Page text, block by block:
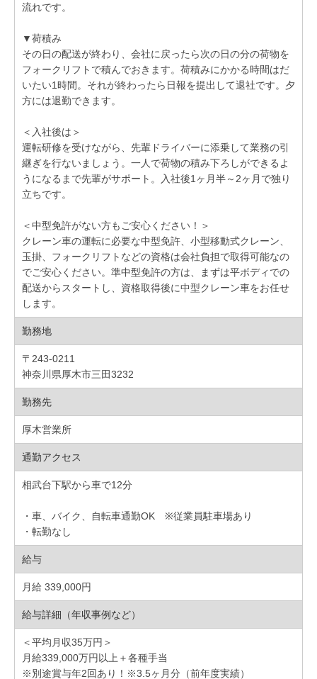
流れです。
▼荷積み
その日の配送が終わり、会社に戻ったら次の日の分の荷物を
フォークリフトで積んでおきます。荷積みにかかる時間はだ
いたい1時間。それが終わったら日報を提出して退社です。夕
方には退勤できます。
＜入社後は＞
運転研修を受けながら、先輩ドライバーに添乗して業務の引
継ぎを行ないましょう。一人で荷物の積み下ろしができるよ
うになるまで先輩がサポート。入社後1ヶ月半～2ヶ月で独り
立ちです。
＜中型免許がない方もご安心ください！＞
クレーン車の運転に必要な中型免許、小型移動式クレーン、
玉掛、フォークリフトなどの資格は会社負担で取得可能なの
でご安心ください。準中型免許の方は、まずは平ボディでの
配送からスタートし、資格取得後に中型クレーン車をお任せ
します。
勤務地
〒243-0211
神奈川県厚木市三田3232
勤務先
厚木営業所
通勤アクセス
相武台下駅から車で12分
・車、バイク、自転車通勤OK ※従業員駐車場あり
・転勤なし
給与
月給 339,000円
給与詳細（年収事例など）
＜平均月収35万円＞
月給339,000万円以上＋各種手当
※別途賞与年2回あり！※3.5ヶ月分（前年度実績）